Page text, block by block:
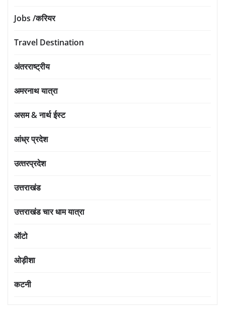
Jobs /करियर
Travel Destination
अंतरराष्ट्रीय
अमरनाथ यात्रा
असम & नार्थ ईस्ट
आंध्र प्रदेश
उत्‍तरप्रदेश
उत्तराखंड
उत्तराखंड चार धाम यात्रा
ऑटो
ओड़ीशा
कटनी